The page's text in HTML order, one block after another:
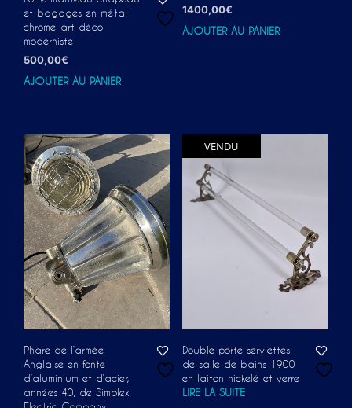
et bagages en métal
chromé art déco
moderniste
500,00€
AJOUTER AU PANIER
1400,00€
AJOUTER AU PANIER
Phare de l’armée
Anglaise en fonte
d’aluminium et d’acier,
années 40, de Simplex
VENDU
Double porte serviettes
de salle de bains 1900
en laiton nickelé et verre
LIRE LA SUITE